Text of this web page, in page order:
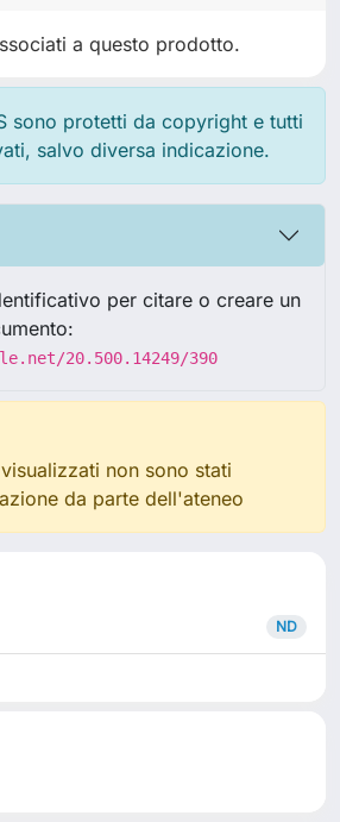
a questo prodotto.
sono protetti da copyright e tutti
salvo diversa indicazione.
per citare o creare un
20.500.14249/390
non sono stati
da parte dell'ateneo
ND